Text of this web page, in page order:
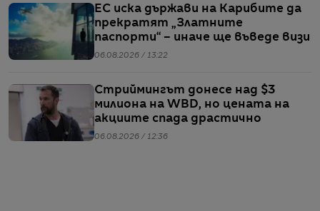
ЕС иска държави на Карибите да
прекратят „Златните
паспорти“ – иначе ще въведе визи
06.08.2026 / 13:22
Стриймингът донесе над $3
милиона на WBD, но цената на
акциите спада драстично
06.08.2026 / 12:36